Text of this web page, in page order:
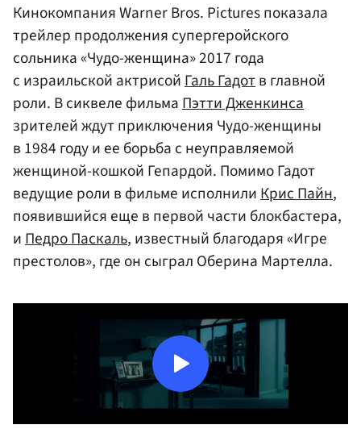
Кинокомпания Warner Bros. Pictures показала
трейлер продолжения супергеройского
сольника «Чудо-женщина» 2017 года
с израильской актрисойГаль Гадотв главной
роли. В сиквеле фильмаПэтти Дженкинса
зрителей ждут приключения Чудо-женщины
в 1984 году и ее борьба с неуправляемой
женщиной-кошкой Гепардой. Помимо Гадот
ведущие роли в фильме исполнилиКрис Пайн,
появившийся еще в первой части блокбастера,
иПедро Паскаль, известный благодаря «Игре
престолов», где он сыграл Оберина Мартелла.